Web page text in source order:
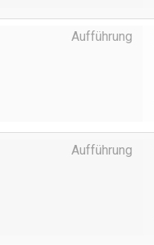
Aufführung
Aufführung